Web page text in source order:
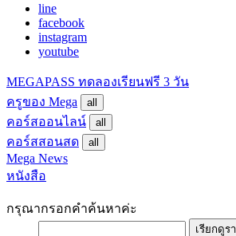
line
facebook
instagram
youtube
MEGAPASS ทดลองเรียนฟรี 3 วัน
ครูของ Mega
all
คอร์สออนไลน์ all
คอร์สสอนสด all
Mega News
หนังสือ
กรุณากรอกคำค้นหาค่ะ
เรียกดูร